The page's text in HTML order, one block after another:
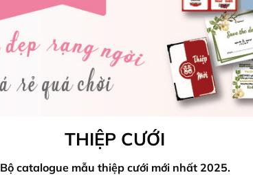
THIỆP CƯỚI
Bộ catalogue mẫu thiệp cưới mới nhất 2025.